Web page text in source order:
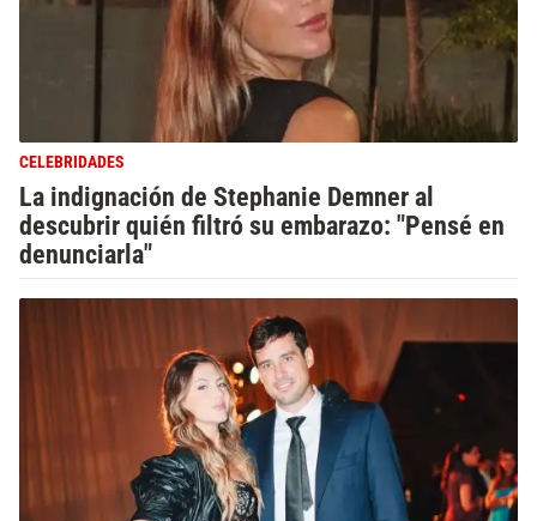
CELEBRIDADES
La indignación de Stephanie Demner al
descubrir quién filtró su embarazo: "Pensé en
denunciarla"